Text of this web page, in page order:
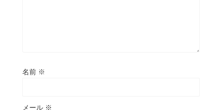
名前 ※
メール ※